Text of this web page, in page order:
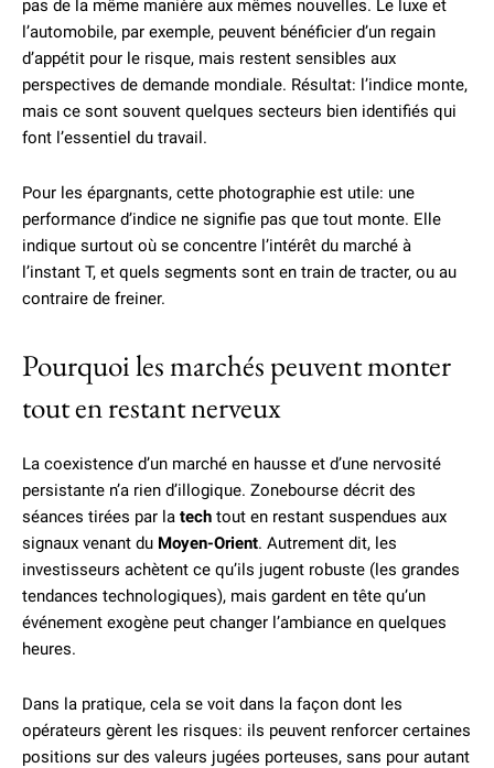
pas de la même manière aux mêmes nouvelles. Le luxe et
l’automobile, par exemple, peuvent bénéficier d’un regain
d’appétit pour le risque, mais restent sensibles aux
perspectives de demande mondiale. Résultat: l’indice monte,
mais ce sont souvent quelques secteurs bien identifiés qui
font l’essentiel du travail.
Pour les épargnants, cette photographie est utile: une
performance d’indice ne signifie pas que tout monte. Elle
indique surtout où se concentre l’intérêt du marché à
l’instant T, et quels segments sont en train de tracter, ou au
contraire de freiner.
Pourquoi les marchés peuvent monter
tout en restant nerveux
La coexistence d’un marché en hausse et d’une nervosité
persistante n’a rien d’illogique. Zonebourse décrit des
séances tirées par la tech tout en restant suspendues aux
signaux venant du Moyen-Orient. Autrement dit, les
investisseurs achètent ce qu’ils jugent robuste (les grandes
tendances technologiques), mais gardent en tête qu’un
événement exogène peut changer l’ambiance en quelques
heures.
Dans la pratique, cela se voit dans la façon dont les
opérateurs gèrent les risques: ils peuvent renforcer certaines
positions sur des valeurs jugées porteuses, sans pour autant